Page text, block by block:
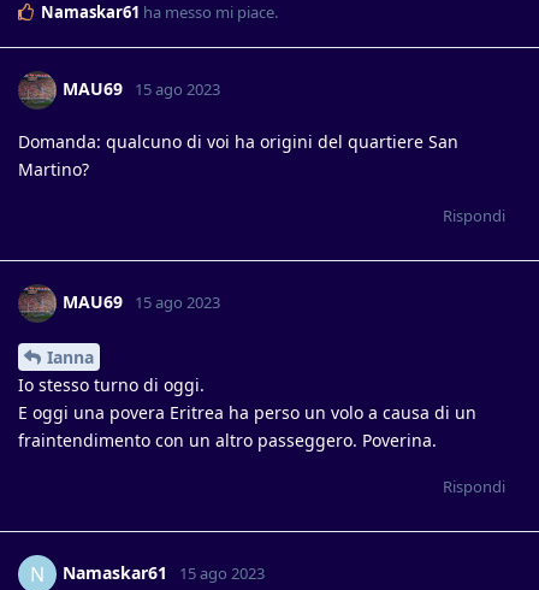
Namaskar61 ha messo mi piace.
MAU69 15 ago 2023
Domanda: qualcuno di voi ha origini del quartiere San
Martino?
Rispondi
MAU69 15 ago 2023
Ianna
Io stesso turno di oggi.
E oggi una povera Eritrea ha perso un volo a causa di un
fraintendimento con un altro passeggero. Poverina.
Rispondi
N Namaskar61 15 ago 2023